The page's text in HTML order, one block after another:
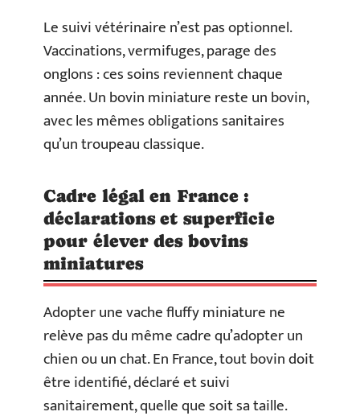
Le suivi vétérinaire n’est pas optionnel.
Vaccinations, vermifuges, parage des
onglons : ces soins reviennent chaque
année. Un bovin miniature reste un bovin,
avec les mêmes obligations sanitaires
qu’un troupeau classique.
Cadre légal en France :
déclarations et superficie
pour élever des bovins
miniatures
Adopter une vache fluffy miniature ne
relève pas du même cadre qu’adopter un
chien ou un chat. En France, tout bovin doit
être identifié, déclaré et suivi
sanitairement, quelle que soit sa taille.